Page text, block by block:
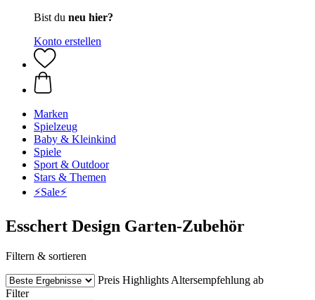
Bist du neu hier?
Konto erstellen
Marken
Spielzeug
Baby & Kleinkind
Spiele
Sport & Outdoor
Stars & Themen
⚡️Sale⚡️
Esschert Design Garten-Zubehör
Filtern & sortieren
Preis Highlights Altersempfehlung ab
Filter